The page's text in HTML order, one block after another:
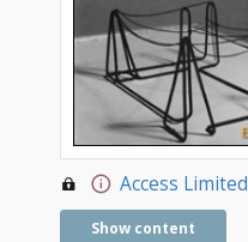
Access Limited
Show content